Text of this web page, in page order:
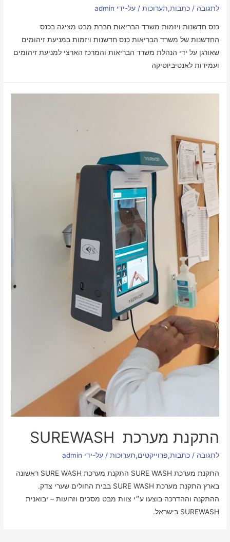
לתגובה /כתבות,תערוכות / על-ידי admin
כנס חדשנות ויזמות משרד הבריאות חברת מבט מציגה בכנס
החדשנות של משרד הבריאות ​כנס חדשנות ויזמות במניעת זיהומים
שאורגן על ידי הנהלת משרד הבריאות והמרכז הארצי למניעת זיהומים
ועמידות לאנטיביוטיקה
התקנת מערכת SUREWASH
לתגובה /כתבות,פרוייקטים,תערוכות / על-ידי admin
התקנת מערכת SURE WASH התקנת מערכת SURE WASH​ ראשונה
בארץ ​התקנת מערכת SURE WASH​ בבית החולים שערי צדק.
ההתקנה וההדרכה בוצעו ע״י צוות מבט מסכים וזרועות – יבואנית
SUREWASH בישראל.